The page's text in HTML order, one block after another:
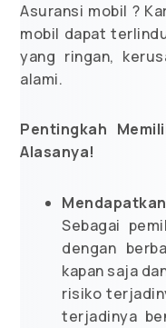
Asuransi mobil ?
mobil dapat
yang ringan,
alami.
Pentingkah
Alasanya!
Sebagai
dengan
kapan saja
risiko
terjadinya